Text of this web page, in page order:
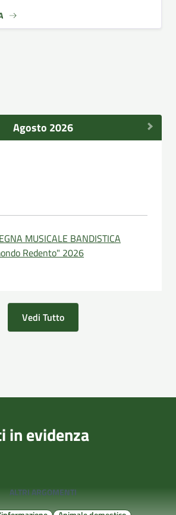
Agosto 2026
MUSICALE BANDISTICA
Redento" 2026
Vedi Tutto
in evidenza
ALTRI ARGOMENTI